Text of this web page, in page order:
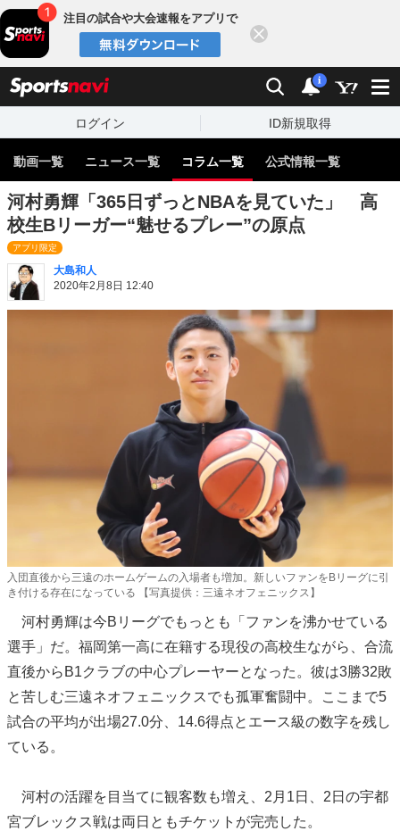
注目の試合や大会速報をアプリで
検索 通知
i
ログイン ID新規取得
動画一覧 ニュース一覧 コラム一覧 公式情報一覧
河村勇輝「365日ずっとNBAを見ていた」 高
校生Bリーガー“魅せるプレー”の原点
アプリ限定
大島和人
2020年2月8日 12:40
入団直後から三遠のホームゲームの入場者も増加。新しいファンをBリーグに引
き付ける存在になっている 【写真提供：三遠ネオフェニックス】
河村勇輝は今Bリーグでもっとも「ファンを沸かせている
選手」だ。福岡第一高に在籍する現役の高校生ながら、合流
直後からB1クラブの中心プレーヤーとなった。彼は3勝32敗
と苦しむ三遠ネオフェニックスでも孤軍奮闘中。ここまで5
試合の平均が出場27.0分、14.6得点とエース級の数字を残し
ている。
河村の活躍を目当てに観客数も増え、2月1日、2日の宇都
宮ブレックス戦は両日ともチケットが完売した。